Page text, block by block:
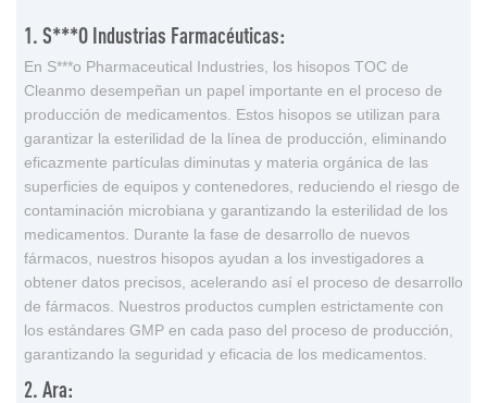
1. S***o Industrias Farmacéuticas:
En S***o Pharmaceutical Industries, los hisopos TOC de
Cleanmo desempeñan un papel importante en el proceso de
producción de medicamentos. Estos hisopos se utilizan para
garantizar la esterilidad de la línea de producción, eliminando
eficazmente partículas diminutas y materia orgánica de las
superficies de equipos y contenedores, reduciendo el riesgo de
contaminación microbiana y garantizando la esterilidad de los
medicamentos. Durante la fase de desarrollo de nuevos
fármacos, nuestros hisopos ayudan a los investigadores a
obtener datos precisos, acelerando así el proceso de desarrollo
de fármacos. Nuestros productos cumplen estrictamente con
los estándares GMP en cada paso del proceso de producción,
garantizando la seguridad y eficacia de los medicamentos.
2. Ara: